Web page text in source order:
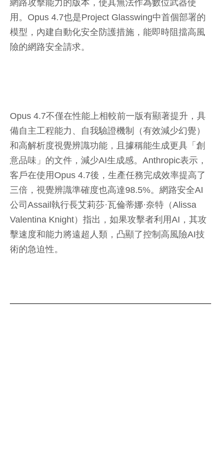
網路攻擊能力的版本，使其無法作為數位武器使
用。Opus 4.7也是Project Glasswing中首個部署的
模型，內建自動化安全防護措施，能即時阻擋高風
險的網路安全請求。
Opus 4.7不僅在性能上相較前一版有顯著提升，具
備自主工程能力、自我驗證機制（有效減少幻覺）
和高解析度視覺辨識功能，且據稱能生成更具「創
意品味」的文件，減少AI生成感。Anthropic表示，
客戶在使用Opus 4.7後，生產任務完成效率提高了
三倍，視覺辨識準確度也高達98.5%。網路安全AI
公司Assail執行長艾莉莎·瓦倫蒂娜·奈特（Alissa
Valentina Knight）指出，如果攻擊者利用AI，其攻
擊速度和能力將遠超人類，凸顯了控制高風險AI技
術的急迫性。